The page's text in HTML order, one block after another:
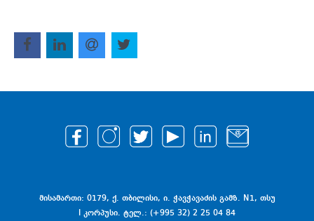
მისამართი: 0179, ქ. თბილისი, ი. ჭავჭავაძის გამზ. N1, თსუ
I კორპუსი. ტელ.: (+995 32) 2 25 04 84